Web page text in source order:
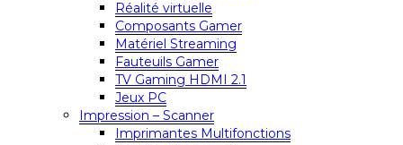
Réalité virtuelle
Composants Gamer
Matériel Streaming
Fauteuils Gamer
TV Gaming HDMI 2.1
Jeux PC
Impression – Scanner
Imprimantes Multifonctions